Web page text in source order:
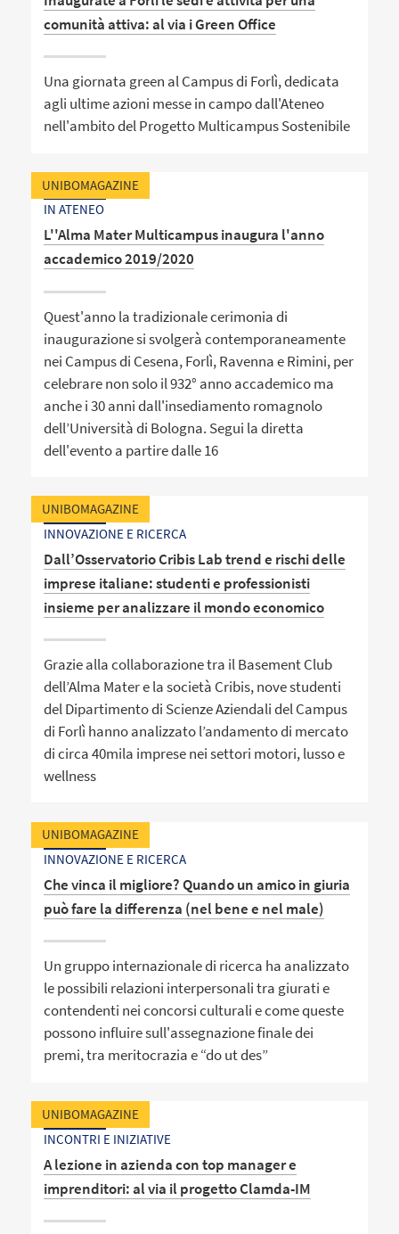
comunità attiva: al via i Green Office
Una giornata green al Campus di Forlì, dedicata
agli ultime azioni messe in campo dall'Ateneo
nell'ambito del Progetto Multicampus Sostenibile
UNIBOMAGAZINE
IN ATENEO
L''Alma Mater Multicampus inaugura l'anno
accademico 2019/2020
Quest'anno la tradizionale cerimonia di
inaugurazione si svolgerà contemporaneamente
nei Campus di Cesena, Forlì, Ravenna e Rimini, per
celebrare non solo il 932° anno accademico ma
anche i 30 anni dall'insediamento romagnolo
dell’Università di Bologna. Segui la diretta
dell'evento a partire dalle 16
UNIBOMAGAZINE
INNOVAZIONE E RICERCA
Dall’Osservatorio Cribis Lab trend e rischi delle
imprese italiane: studenti e professionisti
insieme per analizzare il mondo economico
Grazie alla collaborazione tra il Basement Club
dell’Alma Mater e la società Cribis, nove studenti
del Dipartimento di Scienze Aziendali del Campus
di Forlì hanno analizzato l’andamento di mercato
di circa 40mila imprese nei settori motori, lusso e
wellness
UNIBOMAGAZINE
INNOVAZIONE E RICERCA
Che vinca il migliore? Quando un amico in giuria
può fare la differenza (nel bene e nel male)
Un gruppo internazionale di ricerca ha analizzato
le possibili relazioni interpersonali tra giurati e
contendenti nei concorsi culturali e come queste
possono influire sull'assegnazione finale dei
premi, tra meritocrazia e “do ut des”
UNIBOMAGAZINE
INCONTRI E INIZIATIVE
A lezione in azienda con top manager e
imprenditori: al via il progetto Clamda-IM